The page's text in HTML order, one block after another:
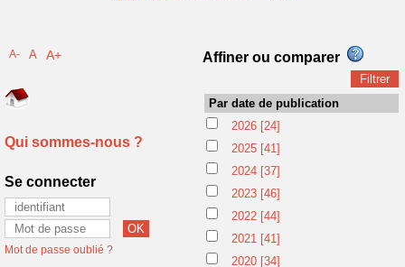
A- A A+
Qui sommes-nous ?
Se connecter
Mot de passe oublié ?
Affiner ou comparer
Par date de publication
2026 [24]
2025 [41]
2024 [37]
2023 [46]
2022 [44]
2021 [41]
2020 [34]